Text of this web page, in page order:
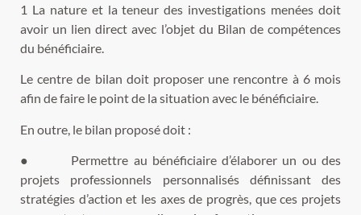
1 La nature et la teneur des investigations menées doit
avoir un lien direct avec l’objet du Bilan de compétences
du bénéficiaire.
Le centre de bilan doit proposer une rencontre à 6 mois
afin de faire le point de la situation avec le bénéficiaire.
En outre, le bilan proposé doit :
● Permettre au bénéficiaire d’élaborer un ou des
projets professionnels personnalisés définissant des
stratégies d’action et les axes de progrès, que ces projets